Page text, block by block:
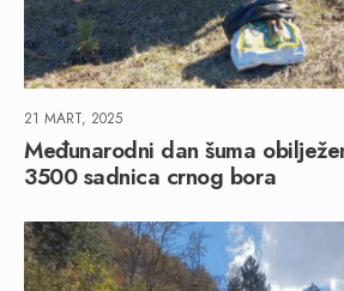
21 MART, 2025
Međunarodni dan šuma
3500 sadnica crnog bora